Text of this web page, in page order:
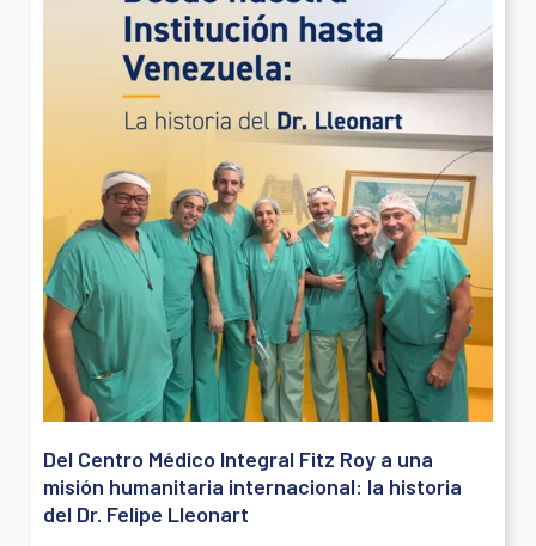
Del Centro Médico Integral Fitz Roy a una
misión humanitaria internacional: la historia
del Dr. Felipe Lleonart